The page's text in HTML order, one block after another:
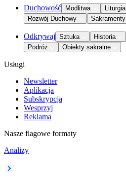
Duchowość Modlitwa Liturgia
Rozwój Duchowy
Sakramenty
Odkrywaj Sztuka Historia
Podróż
Obiekty sakralne
Usługi
Newsletter
Aplikacja
Subskrypcja
Wesprzyj
Reklama
Nasze flagowe formaty
Analizy